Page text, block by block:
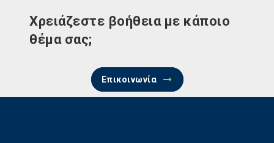
Χρειάζεστε βοήθεια με κάποιο
θέμα σας;
Επικοινωνία